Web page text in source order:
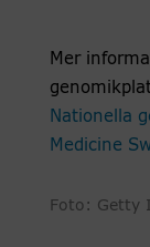
Mer
Nationella
Medicine
Foto: Getty